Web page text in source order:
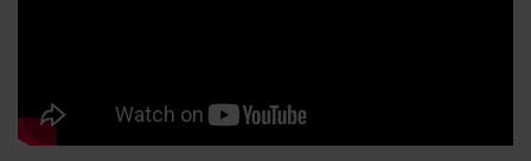
Nationella utbildningar